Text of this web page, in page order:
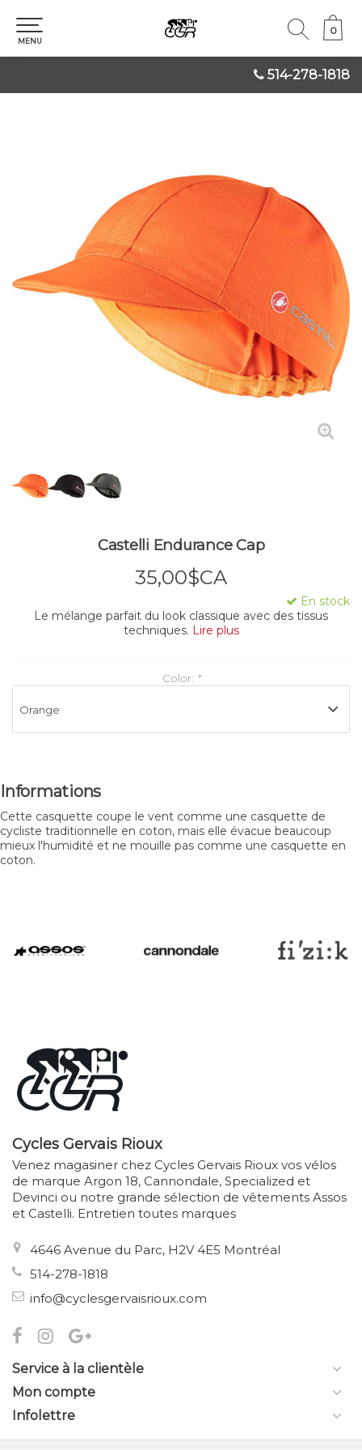
514-278-1818
0
0
MENU
Castelli Endurance Cap
35,00$CA
En stock
Le mélange parfait du look classique avec des tissus
techniques. Lire plus
Color: *
Informations
Cette casquette coupe le vent comme une casquette de
cycliste traditionnelle en coton, mais elle évacue beaucoup
mieux l'humidité et ne mouille pas comme une casquette en
coton.
Cycles Gervais Rioux
Venez magasiner chez Cycles Gervais Rioux vos vélos
de marque Argon 18, Cannondale, Specialized et
Devinci ou notre grande sélection de vêtements Assos
et Castelli. Entretien toutes marques
4646 Avenue du Parc, H2V 4E5 Montréal
514-278-1818
info@cyclesgervaisrioux.com
Service à la clientèle
Mon compte
Infolettre